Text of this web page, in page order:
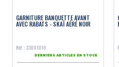
GARNITURE BANQUETTE AVANT
AVEC RABATS - SKAÏ AÉRÉ NOIR
Réf. : 33001010
DERNIERS ARTICLES EN STOCK